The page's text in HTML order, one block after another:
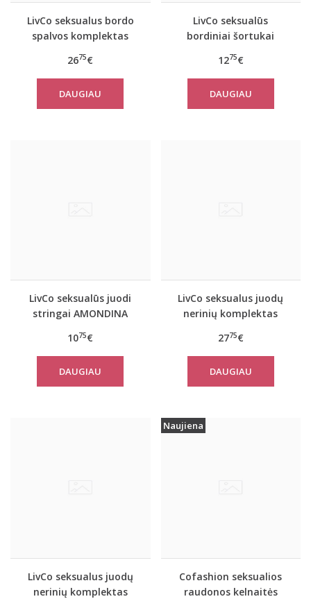
LivCo seksualus bordo
spalvos komplektas
2675€
DAUGIAU
LivCo seksualūs
bordiniai šortukai
1275€
DAUGIAU
LivCo seksualūs juodi
stringai AMONDINA
1075€
DAUGIAU
LivCo seksualus juodų
nerinių komplektas
2775€
DAUGIAU
LivCo seksualus juodų
nerinių komplektas
Naujiena
Cofashion seksualios
raudonos kelnaitės